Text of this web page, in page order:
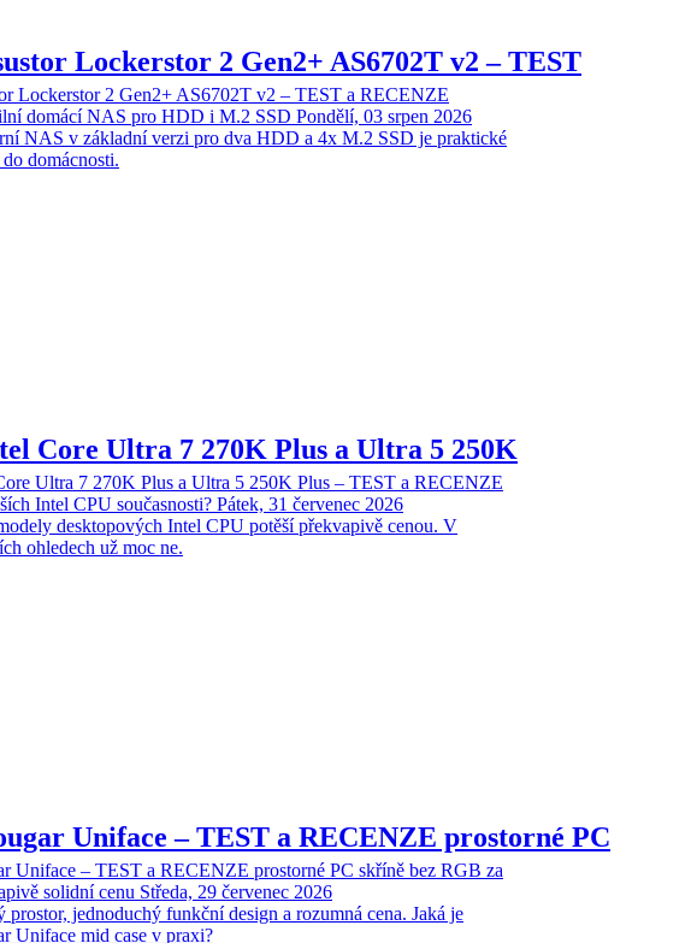
Lockerstor 2 Gen2+ AS6702T v2 – TEST
Lockerstor 2 Gen2+ AS6702T v2 – TEST a RECENZE
domácí NAS pro HDD i M.2 SSD Pondělí, 03 srpen 2026
NAS v základní verzi pro dva HDD a 4x M.2 SSD je praktické
do domácnosti.
Core Ultra 7 270K Plus a Ultra 5 250K
Ultra 7 270K Plus a Ultra 5 250K Plus – TEST a RECENZE
Intel CPU současnosti? Pátek, 31 červenec 2026
desktopových Intel CPU potěší překvapivě cenou. V
ohledech už moc ne.
Uniface – TEST a RECENZE prostorné PC
Uniface – TEST a RECENZE prostorné PC skříně bez RGB za
solidní cenu Středa, 29 červenec 2026
prostor, jednoduchý funkční design a rozumná cena. Jaká je
Uniface mid case v praxi?